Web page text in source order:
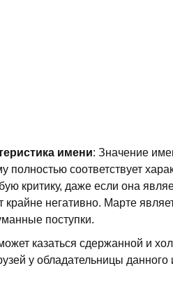
имени: Значение
полностью соответствует
критику, даже если она
крайне негативно. Марте
поступки.
казаться сдержанной и
у обладательницы